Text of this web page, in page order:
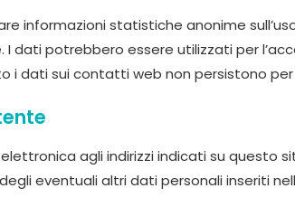
informazioni statistiche anonime
dati potrebbero essere utilizzati per
i dati sui contatti web non persistono
agli indirizzi indicati su questo
eventuali altri dati personali inseriti